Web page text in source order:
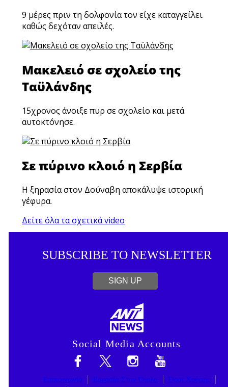
9 μέρες πριν τη δολφονία τον είχε καταγγείλει
καθώς δεχόταν απειλές.
Μακελειό σε σχολείο της
Ταϋλάνδης
15χρονος άνοιξε πυρ σε σχολείο και μετά
αυτοκτόνησε.
Σε πύρινο κλοιό η Σερβία
Η ξηρασία στον Δούναβη αποκάλυψε ιστορική
γέφυρα.
Δείτε όλα τα σχετικά video
SUBSCRIBE TO NEWSLETTER
SIGN UP
Social Media Accounts
Επικοινωνία Εργασία Στον Όμιλο
Όροι Χρήσης